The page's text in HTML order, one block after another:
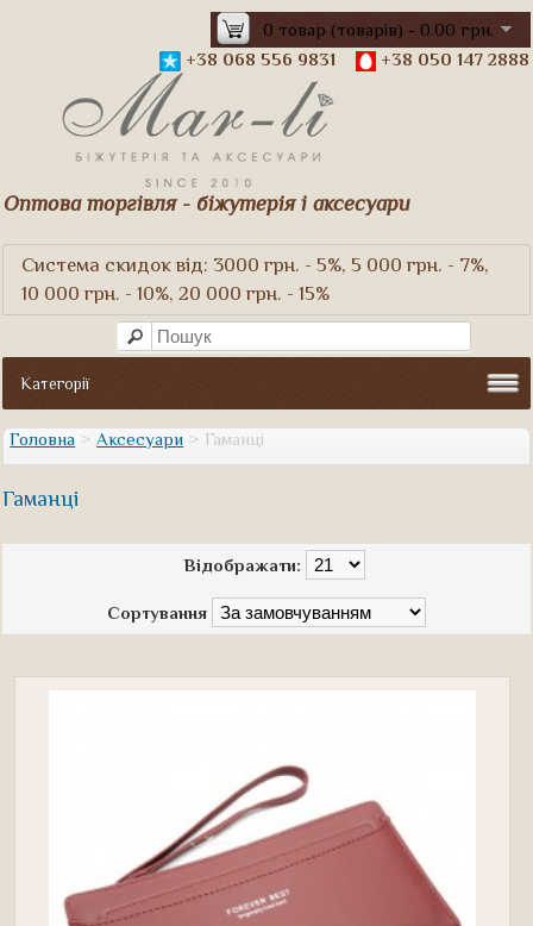
Оптова торгівля - біжутерія і аксесуари
Система скидок від: 3000 грн. - 5%, 5 000 грн. - 7%,
10 000 грн. - 10%, 20 000 грн. - 15%
+38 068 556 9831 +38 050 147 2888
0 товар (товарів) - 0.00 грн.
Категорії
Головна > Аксесуари > Гаманці
Гаманці
Відображати:
Сортування